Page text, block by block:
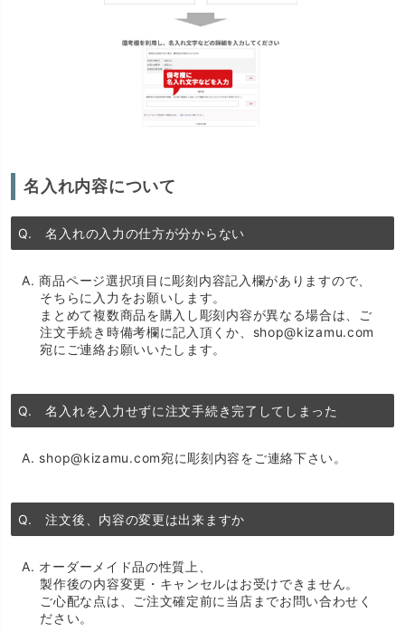
名入れ内容について
Q. 名入れの入力の仕方が分からない
A. 商品ページ選択項目に彫刻内容記入欄がありますので、
そちらに入力をお願いします。
まとめて複数商品を購入し彫刻内容が異なる場合は、ご
注文手続き時備考欄に記入頂くか、shop@kizamu.com
宛にご連絡お願いいたします。
Q. 名入れを入力せずに注文手続き完了してしまった
A. shop@kizamu.com宛に彫刻内容をご連絡下さい。
Q. 注文後、内容の変更は出来ますか
A. オーダーメイド品の性質上、
製作後の内容変更・キャンセルはお受けできません。
ご心配な点は、ご注文確定前に当店までお問い合わせく
ださい。